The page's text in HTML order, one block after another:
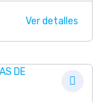
Ver detalles